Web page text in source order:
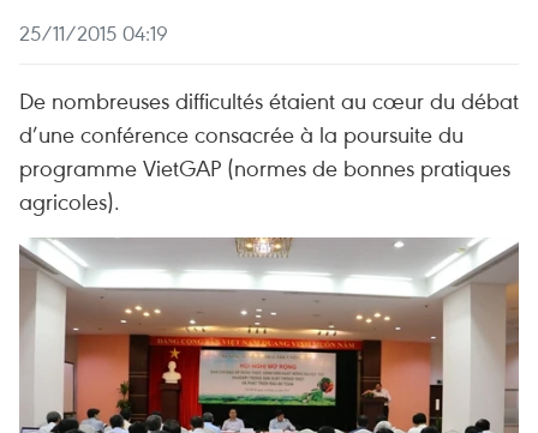
25/11/2015 04:19
De nombreuses difficultés étaient au cœur du débat
d’une conférence consacrée à la poursuite du
programme VietGAP (normes de bonnes pratiques
agricoles).